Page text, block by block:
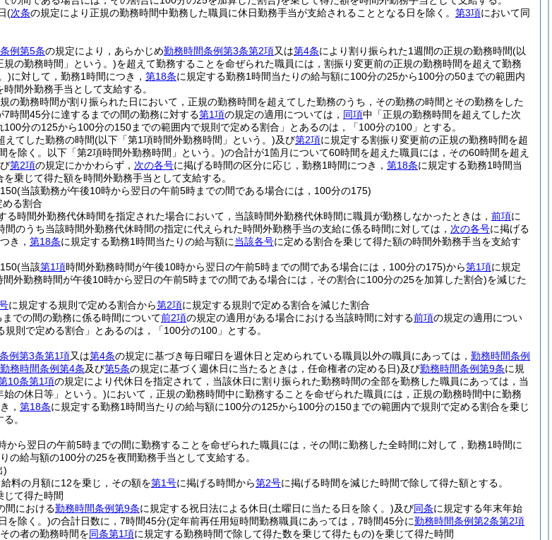
(次条の規定により正規の勤務時間中勤務した職員に休日勤務手当が支給されることとなる日を除く。 第3項において同
例第5条の規定により，あらかじめ勤務時間条例第3条第2項又は第4条により割り振られた1週間の正規の勤務時間(以
の勤務時間」という。)を超えて勤務することを命ぜられた職員には，割振り変更前の正規の勤務時間を超えて勤務
)に対して，勤務1時間につき， 第18条に規定する勤務1時間当たりの給与額に100分の25から100分の50までの範囲内
間外勤務手当として支給する。
の勤務時間が割り振られた日において，正規の勤務時間を超えてした勤務のうち，その勤務の時間とその勤務をした
時間45分に達するまでの間の勤務に対する第1項の規定の適用については， 同項中「正規の勤務時間を超えてした次
分の125から100分の150までの範囲内で規則で定める割合」とあるのは，「100分の100」とする。
えてした勤務の時間(以下「第1項時間外勤務時間」という。)及び第2項に規定する割振り変更前の正規の勤務時間を超
を除く。以下「第2項時間外勤務時間」という。)の合計が1箇月について60時間を超えた職員には，その60時間を超え
第2項の規定にかかわらず， 次の各号に掲げる時間の区分に応じ，勤務1時間につき， 第18条に規定する勤務1時間当
を乗じて得た額を時間外勤務手当として支給する。
(当該勤務が午後10時から翌日の午前5時までの間である場合には，100分の175)
る割合
る時間外勤務代休時間を指定された場合において，当該時間外勤務代休時間に職員が勤務しなかったときは， 前項に
のうち当該時間外勤務代休時間の指定に代えられた時間外勤務手当の支給に係る時間に対しては， 次の各号に掲げる
き， 第18条に規定する勤務1時間当たりの給与額に当該各号に定める割合を乗じて得た額の時間外勤務手当を支給す
(当該第1項時間外勤務時間が午後10時から翌日の午前5時までの間である場合には，100分の175)から第1項に規定
間外勤務時間が午後10時から翌日の午前5時までの間である場合には，その割合に100分の25を加算した割合)を減じた
に規定する規則で定める割合から第2項に規定する規則で定める割合を減じた割合
での間の勤務に係る時間について前2項の規定の適用がある場合における当該時間に対する前項の規定の適用につい
規則で定める割合」とあるのは，「100分の100」とする。
例第3条第1項又は第4条の規定に基づき毎日曜日を週休日と定められている職員以外の職員にあっては， 勤務時間条例
勤務時間条例第4条及び第5条の規定に基づく週休日に当たるときは，任命権者の定める日)及び勤務時間条例第9条に規
10条第1項の規定により代休日を指定されて，当該休日に割り振られた勤務時間の全部を勤務した職員にあっては，当
の休日等」という。)において，正規の勤務時間中に勤務することを命ぜられた職員には，正規の勤務時間中に勤務
， 第18条に規定する勤務1時間当たりの給与額に100分の125から100分の150までの範囲内で規則で定める割合を乗じ
。
から翌日の午前5時までの間に勤務することを命ぜられた職員には，その間に勤務した全時間に対して，勤務1時間に
の給与額の100分の25を夜間勤務手当として支給する。
)
料の月額に12を乗じ，その額を第1号に掲げる時間から第2号に掲げる時間を減じた時間で除して得た額とする。
じて得た時間
間における勤務時間条例第9条に規定する祝日法による休日(土曜日に当たる日を除く。)及び同条に規定する年末年始
を除く。)の合計日数に，7時間45分(定年前再任用短時間勤務職員にあっては，7時間45分に勤務時間条例第2条第2項
の者の勤務時間を同条第1項に規定する勤務時間で除して得た数を乗じて得たもの)を乗じて得た時間